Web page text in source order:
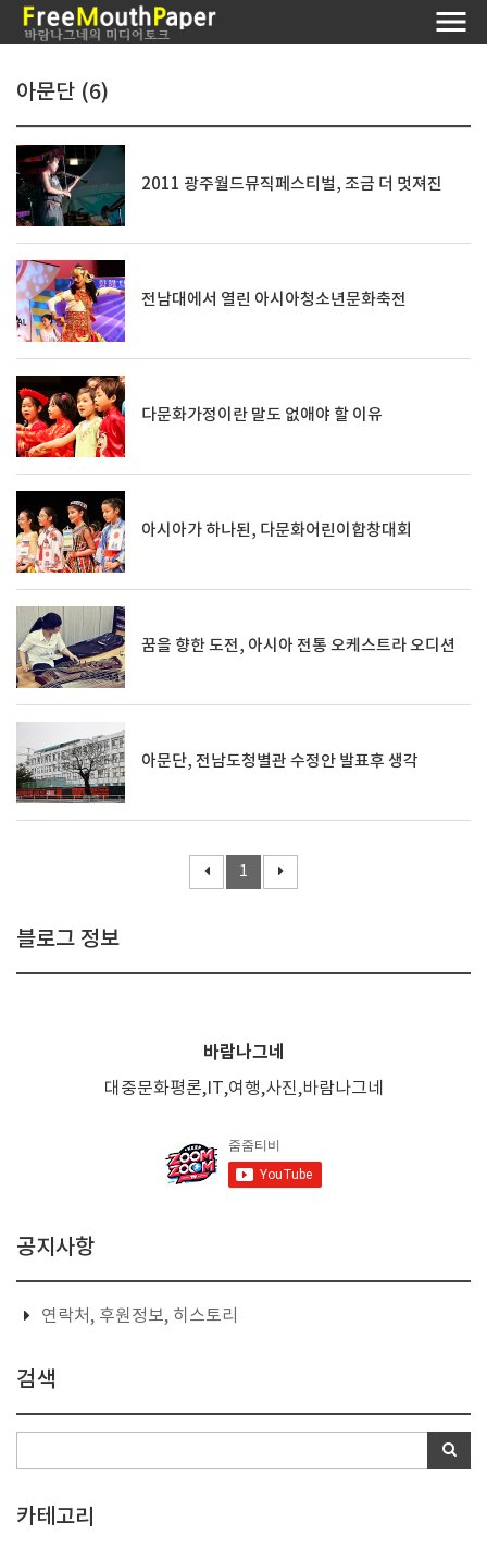
아문단 (6)
2011 광주월드뮤직페스티벌, 조금 더 멋져진
전남대에서 열린 아시아청소년문화축전
다문화가정이란 말도 없애야 할 이유
아시아가 하나된, 다문화어린이합창대회
꿈을 향한 도전, 아시아 전통 오케스트라 오디션
아문단, 전남도청별관 수정안 발표후 생각
1
블로그 정보
바람나그네
대중문화평론,IT,여행,사진,바람나그네
공지사항
연락처, 후원정보, 히스토리
검색
카테고리